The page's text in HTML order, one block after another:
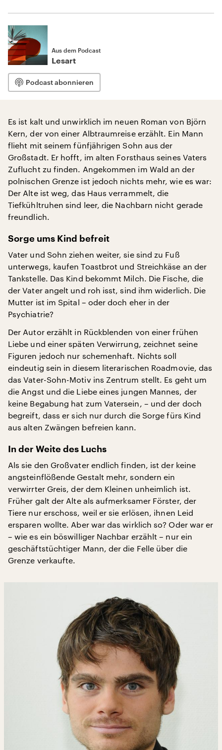
Aus dem Podcast
Lesart
Podcast abonnieren
Es ist kalt und unwirklich im neuen Roman von Björn
Kern, der von einer Albtraumreise erzählt. Ein Mann
flieht mit seinem fünfjährigen Sohn aus der
Großstadt. Er hofft, im alten Forsthaus seines Vaters
Zuflucht zu finden. Angekommen im Wald an der
polnischen Grenze ist jedoch nichts mehr, wie es war:
Der Alte ist weg, das Haus verrammelt, die
Tiefkühltruhen sind leer, die Nachbarn nicht gerade
freundlich.
Sorge ums Kind befreit
Vater und Sohn ziehen weiter, sie sind zu Fuß
unterwegs, kaufen Toastbrot und Streichkäse an der
Tankstelle. Das Kind bekommt Milch. Die Fische, die
der Vater angelt und roh isst, sind ihm widerlich. Die
Mutter ist im Spital – oder doch eher in der
Psychiatrie?
Der Autor erzählt in Rückblenden von einer frühen
Liebe und einer späten Verwirrung, zeichnet seine
Figuren jedoch nur schemenhaft. Nichts soll
eindeutig sein in diesem literarischen Roadmovie, das
das Vater-Sohn-Motiv ins Zentrum stellt. Es geht um
die Angst und die Liebe eines jungen Mannes, der
keine Begabung hat zum Vatersein, – und der doch
begreift, dass er sich nur durch die Sorge fürs Kind
aus alten Zwängen befreien kann.
In der Weite des Luchs
Als sie den Großvater endlich finden, ist der keine
angsteinflößende Gestalt mehr, sondern ein
verwirrter Greis, der dem Kleinen unheimlich ist.
Früher galt der Alte als aufmerksamer Förster, der
Tiere nur erschoss, weil er sie erlösen, ihnen Leid
ersparen wollte. Aber war das wirklich so? Oder war er
– wie es ein böswilliger Nachbar erzählt – nur ein
geschäftstüchtiger Mann, der die Felle über die
Grenze verkaufte.